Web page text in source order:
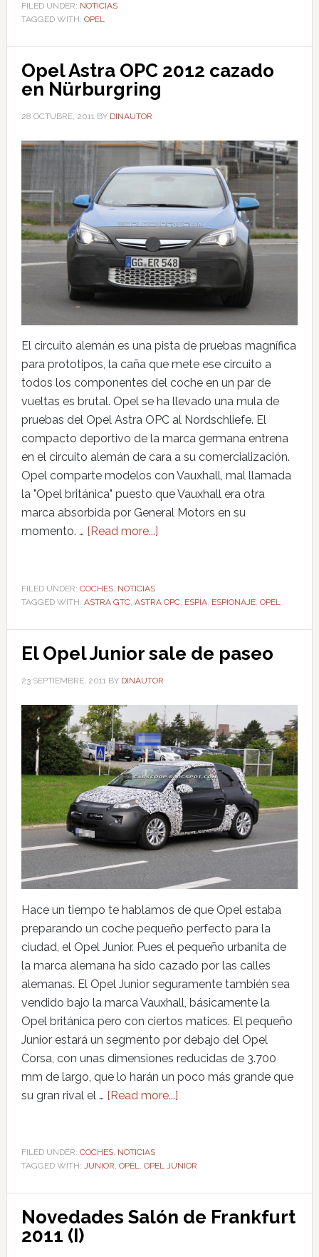
FILED UNDER: NOTICIAS
TAGGED WITH: OPEL
Opel Astra OPC 2012 cazado
en Nürburgring
28 OCTUBRE, 2011BY DINAUTOR
El circuito alemán es una pista de pruebas magnífica
para prototipos, la caña que mete ese circuito a
todos los componentes del coche en un par de
vueltas es brutal. Opel se ha llevado una mula de
pruebas del Opel Astra OPC al Nordschliefe. El
compacto deportivo de la marca germana entrena
en el circuito alemán de cara a su comercialización.
Opel comparte modelos con Vauxhall, mal llamada
la "Opel británica" puesto que Vauxhall era otra
marca absorbida por General Motors en su
momento. … [Read more...]
FILED UNDER: COCHES, NOTICIAS
TAGGED WITH: ASTRA GTC, ASTRA OPC, ESPÍA, ESPIONAJE, OPEL
El Opel Junior sale de paseo
23 SEPTIEMBRE, 2011BY DINAUTOR
Hace un tiempo te hablamos de que Opel estaba
preparando un coche pequeño perfecto para la
ciudad, el Opel Junior. Pues el pequeño urbanita de
la marca alemana ha sido cazado por las calles
alemanas. El Opel Junior seguramente también sea
vendido bajo la marca Vauxhall, básicamente la
Opel británica pero con ciertos matices. El pequeño
Junior estará un segmento por debajo del Opel
Corsa, con unas dimensiones reducidas de 3.700
mm de largo, que lo harán un poco más grande que
su gran rival el … [Read more...]
FILED UNDER: COCHES, NOTICIAS
TAGGED WITH: JUNIOR, OPEL, OPEL JUNIOR
Novedades Salón de Frankfurt
2011 (I)